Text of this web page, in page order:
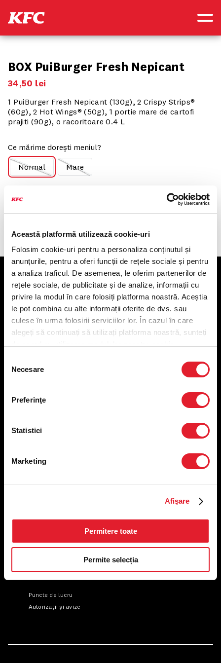
Această platformă utilizează cookie-uri
Folosim cookie-uri pentru a personaliza conținutul și
anunțurile, pentru a oferi funcții de rețele sociale și pentru
a analiza traficul. De asemenea, le oferim partenerilor de
rețele sociale, de publicitate și de analize, informații cu
privire la modul în care folosiți platforma noastră. Aceștia
le pot combina cu alte informații oferite de dvs. sau
culese în urma folosirii serviciilor lor. În cazul în care
alegeți să continuați să utilizați platforma noastră, sunteți
consimțământului
Necesare
Preferinţe
Statistici
Marketing
Afişare
Permitere toate
Permite selecția
BOX PuiBurger Fresh Nepicant
34,50 lei
1 PuiBurger Fresh Nepicant (130g), 2 Crispy Strips®
(60g), 2 Hot Wings® (50g), 1 portie mare de cartofi
prajiti (90g), o racoritoare 0.4 L
Ce mărime dorești meniul?
Normal
Mare
Componența produsului
KFC
Meniu livrare
Meniu ridicare
Nutriționale și Alergeni
Utile
Politica privind prelucrarea datelor
Preferințe cookies
US FOOD NETWORK S.A.
RO6645790, J40/24660/1994, Rev. Caen (2) 5610 -
Adresă sediu: Bucureşti Sectorul 1, Calea Dorobanţilor, Nr.
Puncte de lucru
Autorizații și avize